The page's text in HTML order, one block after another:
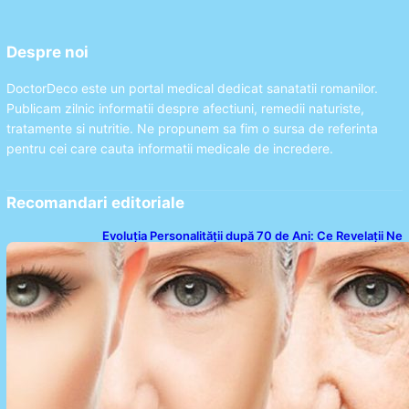
Despre noi
DoctorDeco este un portal medical dedicat sanatatii romanilor.
Publicam zilnic informatii despre afectiuni, remedii naturiste,
tratamente si nutritie. Ne propunem sa fim o sursa de referinta
pentru cei care cauta informatii medicale de incredere.
Recomandari editoriale
Evoluția Personalității după 70 de Ani: Ce Revelații Ne
Oferă Studiile Psihologice